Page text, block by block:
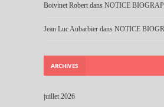
Boivinet Robert dans NOTICE
Jean Luc Aubarbier dans NOTICE
ARCHIVES
juillet 2026